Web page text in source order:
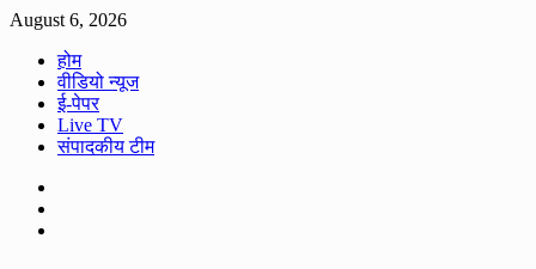
Skip
content
August 6, 2026
होम
वीडियो न्यूज
ई-पेपर
Live TV
संपादकीय टीम